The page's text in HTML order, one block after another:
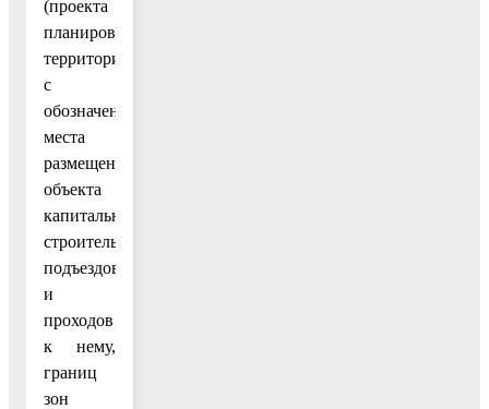
(проекта
планировки
территории),
с
обозначением
места
размещения
объекта
капитального
строительства,
подъездов
и
проходов
к нему,
границ
зон